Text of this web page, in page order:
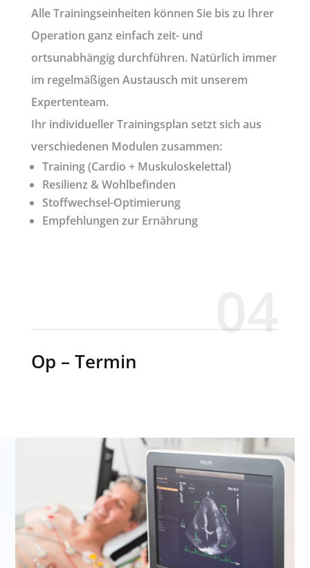
Alle Trainingseinheiten können Sie bis zu Ihrer
Operation ganz einfach zeit- und
ortsunabhängig durchführen. Natürlich immer
im regelmäßigen Austausch mit unserem
Expertenteam.
Ihr individueller Trainingsplan setzt sich aus
verschiedenen Modulen zusammen:
Training (Cardio + Muskuloskelettal)
Resilienz & Wohlbefinden
Stoffwechsel-Optimierung
Empfehlungen zur Ernährung
04
Op – Termin